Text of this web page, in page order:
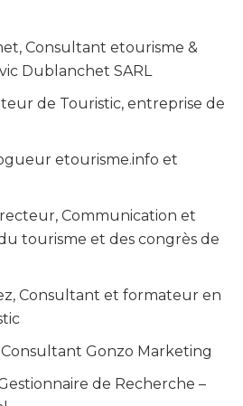
Consultant etourisme &
Dublanchet SARL
de Touristic, entreprise de
etourisme.info et
Communication et
tourisme et des congrès de
Consultant et formateur en
Gonzo Marketing
de Recherche –